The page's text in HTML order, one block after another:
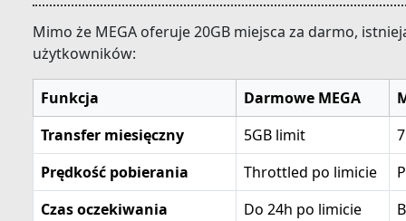
Mimo że MEGA oferuje 20GB miejsca za darmo,
użytkowników:
Funkcja Darmowe MEGA
Transfer miesięczny
5GB limit
Prędkość pobierania
Throttled po limicie
Czas oczekiwania
Do 24h po limicie